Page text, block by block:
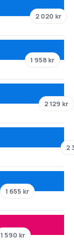
2 020 kr
1 958 kr
2 129 kr
2
1 655 kr
1 590 kr